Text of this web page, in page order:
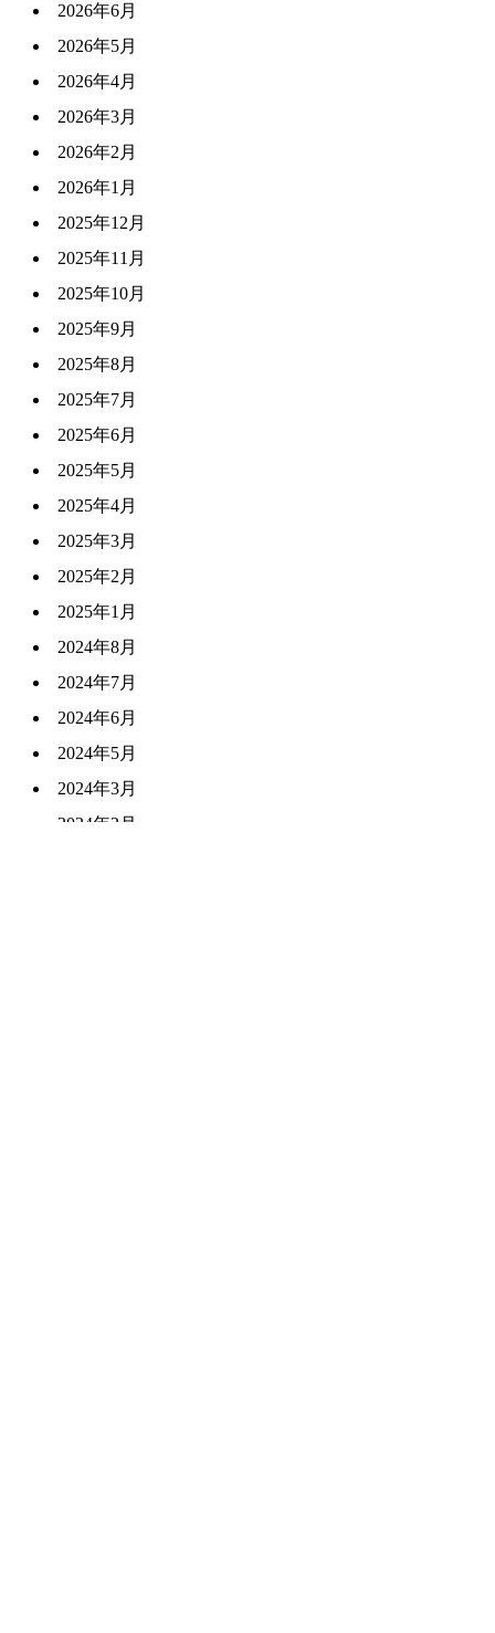
2026年6月
2026年5月
2026年4月
2026年3月
2026年2月
2026年1月
2025年12月
2025年11月
2025年10月
2025年9月
2025年8月
2025年7月
2025年6月
2025年5月
2025年4月
2025年3月
2025年2月
2025年1月
2024年8月
2024年7月
2024年6月
2024年5月
2024年3月
2024年2月